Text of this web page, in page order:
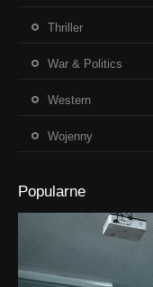
Thriller
War & Politics
Western
Wojenny
Popularne